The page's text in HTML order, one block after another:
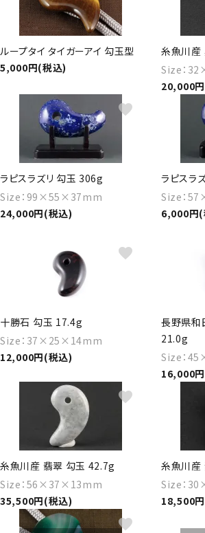
ハート形 特集
鉱物解説
ークォーツ
イ/ホークアイ トパーズ
ピンクオパ
ヘミモルフ
トーン モスアゲー
イト ルチルクォ
Brown
6月 Jun
ループタイ タイガーアイ 勾玉型
5,000円(税込)
糸魚川産
Size：
20,000
ラピスラズリ 勾玉 306g
Size：99×55×37mm
24,000円(税込)
favorite
ラピスラ
Size：
6,000円(
十勝石 勾玉 17.4g
Size：37×25×14mm
12,000円(税込)
favorite
長野県和
21.0g
Size：
16,000
糸魚川産 翡翠 勾玉 42.7g
Size：56×37×13mm
35,500円(税込)
favorite
糸魚川産
Size：
18,500
favorite